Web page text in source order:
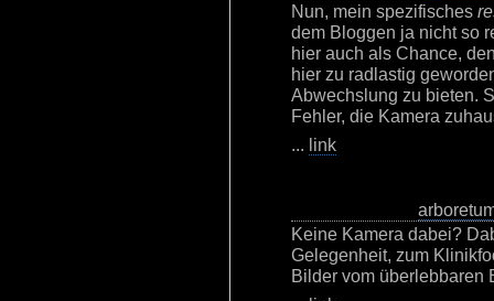
Nun, mein spezifisches
dem Bloggen ja nicht so
hier auch als Chance,
hier zu radlastig
Abwechslung zu bieten.
Fehler, die Kamera
... link
Keine Kamera dabei?
Gelegenheit, zum
Bilder vom überlebbaren